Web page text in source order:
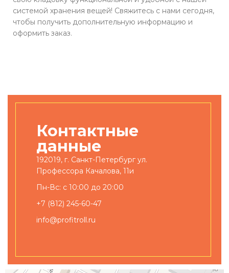
системой хранения вещей! Свяжитесь с нами сегодня,
чтобы получить дополнительную информацию и
оформить заказ.
Контактные
данные
192019, г. Санкт-Петербург ул.
Профессора Качалова, 11и
Пн-Вс: с 10:00 до 20:00
+7 (812) 245-60-47
info@profitroll.ru